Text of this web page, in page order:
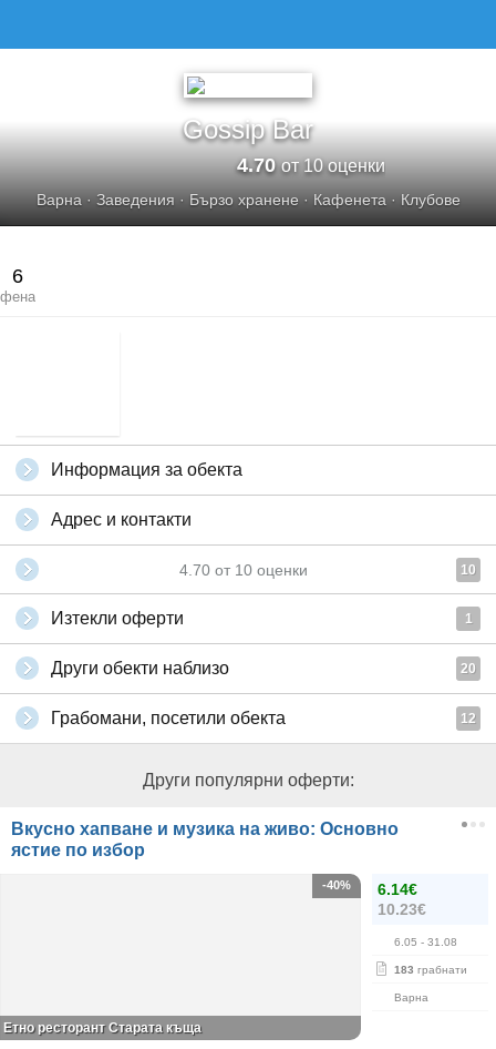
Gossip Bar
4.70от 10 оценки
Варна· Заведения· Бързо хранене· Кафенета· Клубове
6
фена
Информация за обекта
Адрес и контакти
4.70 от 10 оценки 10
Изтекли оферти 1
Други обекти наблизо 20
Грабомани, посетили обекта 12
Други популярни оферти:
Вкусно хапване и музика на живо: Основно
ястие по избор
6.14€
10.23€
6.05 - 31.08
183 грабнати
Варна
-40%
Етно ресторант Старата къща